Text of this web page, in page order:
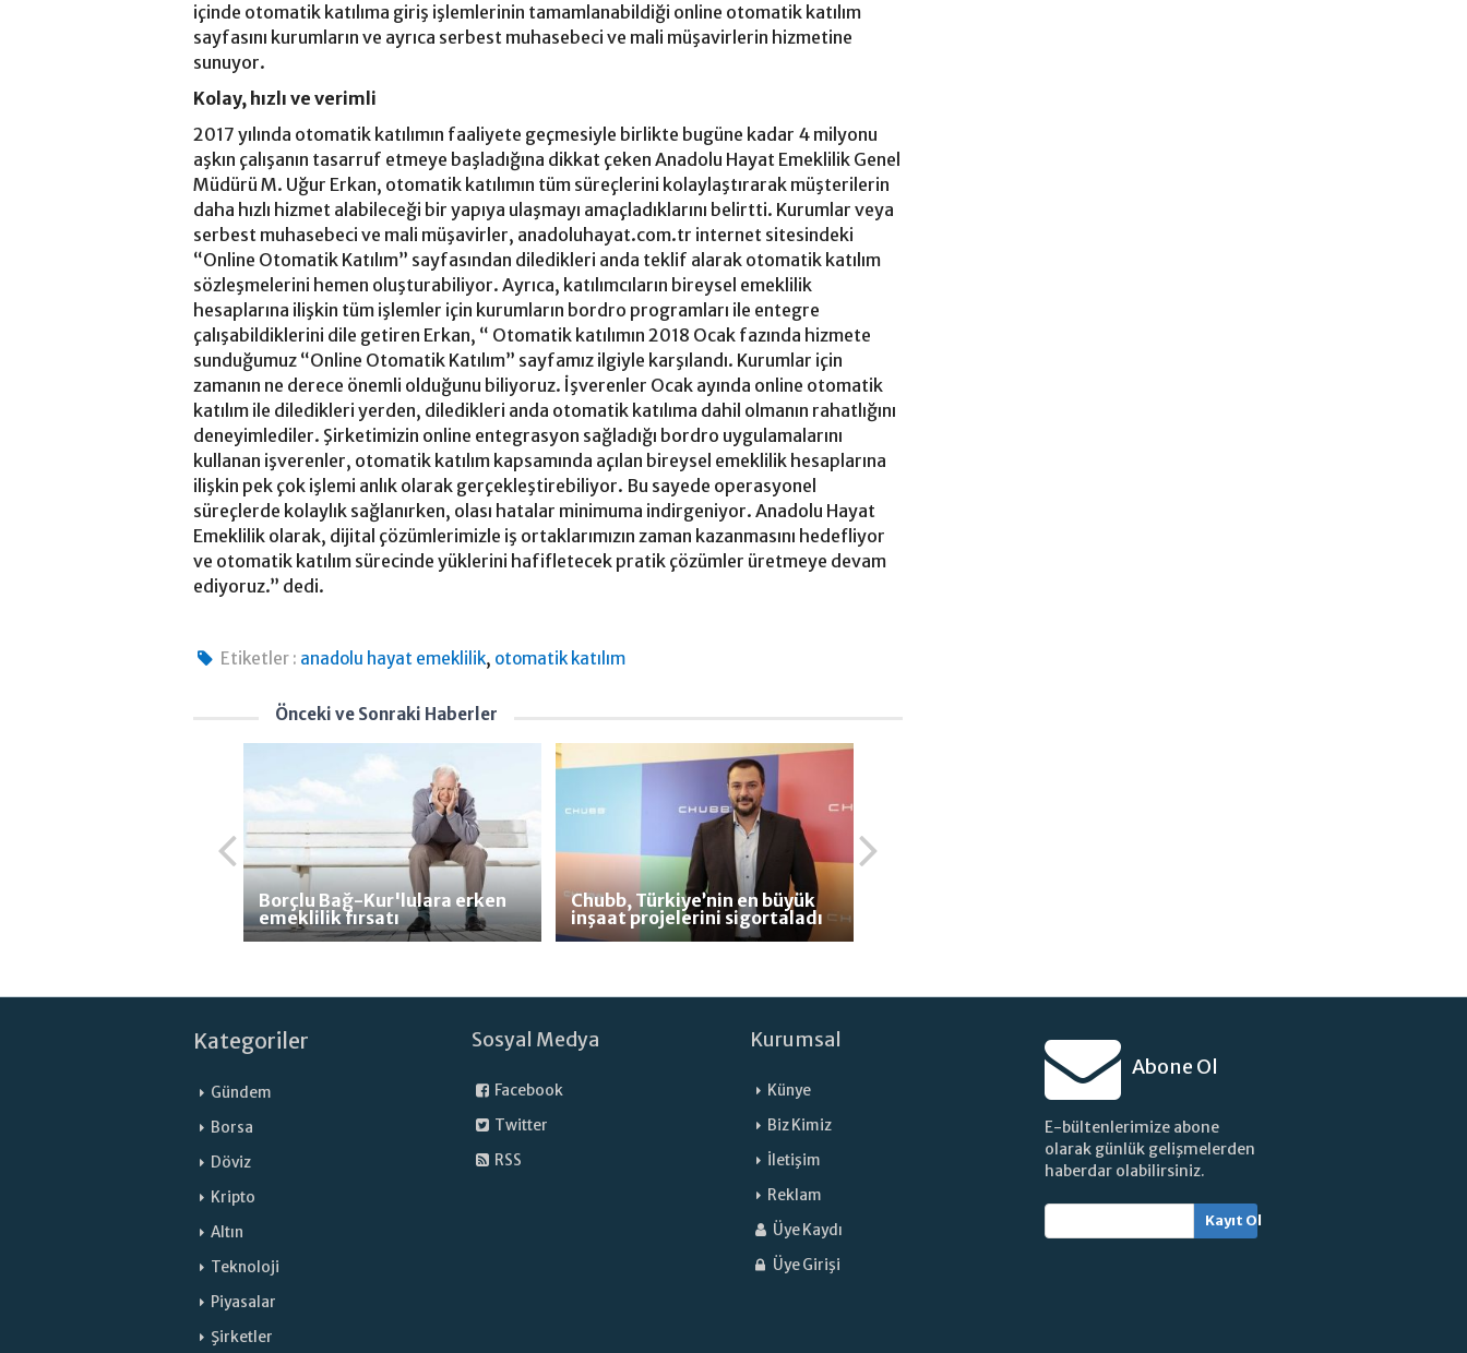
içinde otomatik katılıma giriş işlemlerinin tamamlanabildiği online otomatik katılım
sayfasını kurumların ve ayrıca serbest muhasebeci ve mali müşavirlerin hizmetine
sunuyor.
Kolay, hızlı ve verimli
2017 yılında otomatik katılımın faaliyete geçmesiyle birlikte bugüne kadar 4 milyonu
aşkın çalışanın tasarruf etmeye başladığına dikkat çeken Anadolu Hayat Emeklilik Genel
Müdürü M. Uğur Erkan, otomatik katılımın tüm süreçlerini kolaylaştırarak müşterilerin
daha hızlı hizmet alabileceği bir yapıya ulaşmayı amaçladıklarını belirtti. Kurumlar veya
serbest muhasebeci ve mali müşavirler, anadoluhayat.com.tr internet sitesindeki
“Online Otomatik Katılım” sayfasından diledikleri anda teklif alarak otomatik katılım
sözleşmelerini hemen oluşturabiliyor. Ayrıca, katılımcıların bireysel emeklilik
hesaplarına ilişkin tüm işlemler için kurumların bordro programları ile entegre
çalışabildiklerini dile getiren Erkan, “ Otomatik katılımın 2018 Ocak fazında hizmete
sunduğumuz “Online Otomatik Katılım” sayfamız ilgiyle karşılandı. Kurumlar için
zamanın ne derece önemli olduğunu biliyoruz. İşverenler Ocak ayında online otomatik
katılım ile diledikleri yerden, diledikleri anda otomatik katılıma dahil olmanın rahatlığını
deneyimlediler. Şirketimizin online entegrasyon sağladığı bordro uygulamalarını
kullanan işverenler, otomatik katılım kapsamında açılan bireysel emeklilik hesaplarına
ilişkin pek çok işlemi anlık olarak gerçekleştirebiliyor. Bu sayede operasyonel
süreçlerde kolaylık sağlanırken, olası hatalar minimuma indirgeniyor. Anadolu Hayat
Emeklilik olarak, dijital çözümlerimizle iş ortaklarımızın zaman kazanmasını hedefliyor
ve otomatik katılım sürecinde yüklerini hafifletecek pratik çözümler üretmeye devam
ediyoruz.” dedi.
Etiketler : anadolu hayat emeklilik, otomatik katılım
Önceki ve Sonraki Haberler
Borçlu Bağ-Kur'lulara erken
emeklilik fırsatı
Chubb, Türkiye’nin en büyük
inşaat projelerini sigortaladı
Kategoriler
Gündem
Borsa
Döviz
Kripto
Altın
Teknoloji
Piyasalar
Şirketler
Sosyal Medya
Facebook
Twitter
RSS
Kurumsal
Künye
Biz Kimiz
İletişim
Reklam
Üye Kaydı
Üye Girişi
Abone Ol
E-bültenlerimize abone
olarak günlük gelişmelerden
haberdar olabilirsiniz.
Kayıt Ol